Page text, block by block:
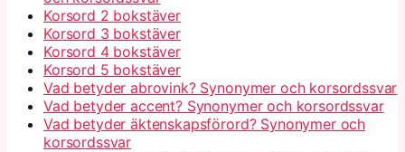
Korsord 2 bokstäver
Korsord 3 bokstäver
Korsord 4 bokstäver
Korsord 5 bokstäver
Vad betyder abrovink? Synonymer och korsordssvar
Vad betyder accent? Synonymer och korsordssvar
Vad betyder äktenskapsförord? Synonymer och
korsordssvar